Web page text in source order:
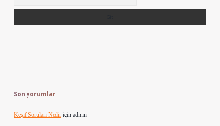
Son yorumlar
Keşif Soruları Nedir için admin